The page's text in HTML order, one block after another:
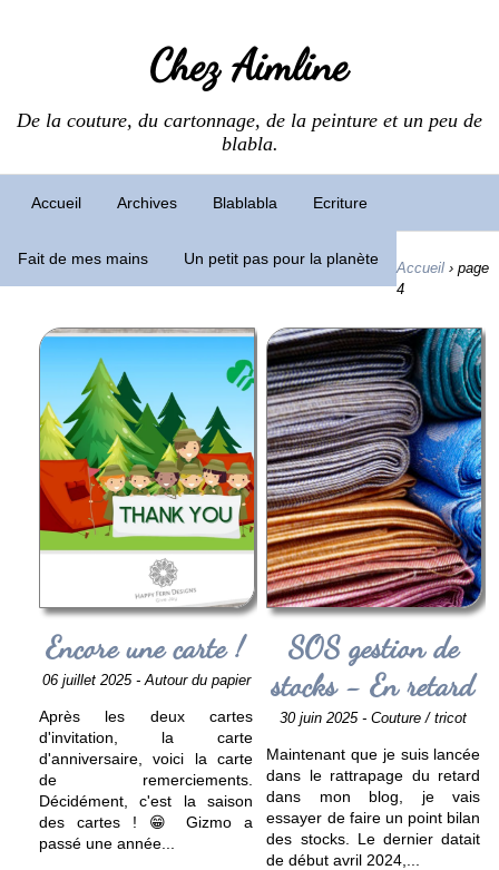
Chez Aimline
De la couture, du cartonnage, de la peinture et un peu de
blabla.
Accueil Archives Blablabla Ecriture
Fait de mes mains Un petit pas pour la planète
Accueil › page
4
Encore une carte !
06 juillet 2025 - Autour du papier
Après les deux cartes
d'invitation, la carte
d'anniversaire, voici la carte
de remerciements.
Décidément, c'est la saison
des cartes ! 😁 Gizmo a
passé une année
SOS gestion de
stocks - En retard
30 juin 2025 - Couture / tricot
Maintenant que je suis lancée
dans le rattrapage du retard
dans mon blog, je vais
essayer de faire un point bilan
des stocks. Le dernier datait
de début avril 2024,